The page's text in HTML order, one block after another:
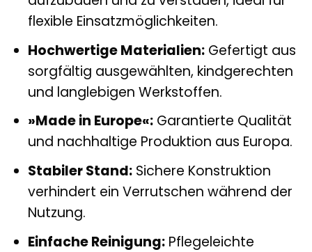
flexible Einsatzmöglichkeiten.
Hochwertige Materialien:Gefertigt aus
sorgfältig ausgewählten, kindgerechten
und langlebigen Werkstoffen.
»Made in Europe«:Garantierte Qualität
und nachhaltige Produktion aus Europa.
Stabiler Stand:Sichere Konstruktion
verhindert ein Verrutschen während der
Nutzung.
Einfache Reinigung:Pflegeleichte